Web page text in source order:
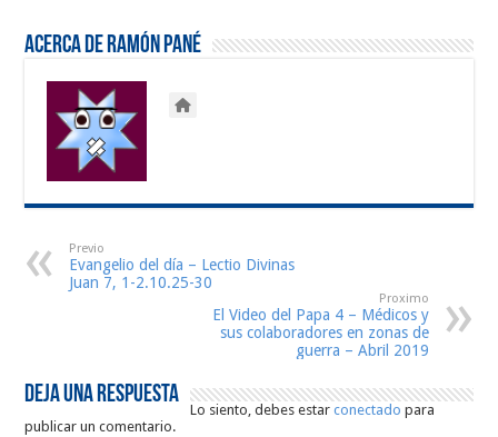
Acerca de Ramón Pané
Previo
Evangelio del día – Lectio Divinas
Juan 7, 1-2.10.25-30
Proximo
El Video del Papa 4 – Médicos y
sus colaboradores en zonas de
guerra – Abril 2019
Deja una respuesta
Lo siento, debes estarconectado para
publicar un comentario.